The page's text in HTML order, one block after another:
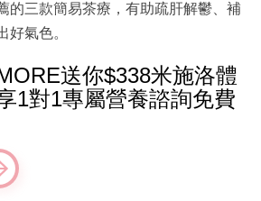
的三款簡易茶療，有助疏肝解鬱、補
好氣色。
送你$338米施洛體
1對1專屬營養諮詢免費